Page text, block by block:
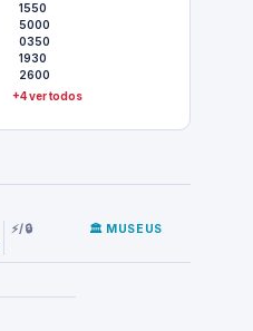
1550
5000
0350
1930
2600
+4 ver todos
⚡/🔒 🏛️ MUSEUS